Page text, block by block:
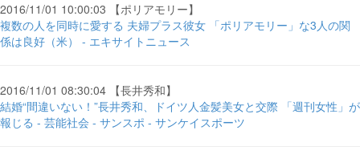
2016/11/01 10:00:03 【ポリアモリー】
複数の人を同時に愛する 夫婦プラス彼女 「ポリアモリー」な3人の関
係は良好（米） - エキサイトニュース
2016/11/01 08:30:04 【長井秀和】
結婚“間違いない！”長井秀和、ドイツ人金髪美女と交際 「週刊女性」が
報じる - 芸能社会 - サンスポ - サンケイスポーツ